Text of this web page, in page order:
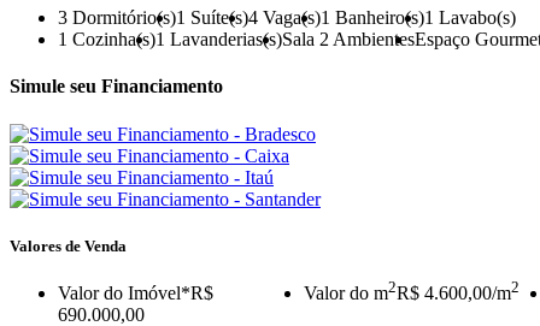
3 Dormitório(s)1 Suíte(s)4 Vaga(s)1 Banheiro(s)1 Lavabo(s)
1 Cozinha(s)1 Lavanderias(s)Sala 2 AmbientesEspaço
Simule seu Financiamento
Valores de Venda
Valor do Imóvel*R$
690.000,00
Valor do m2R$ 4.600,00/m2